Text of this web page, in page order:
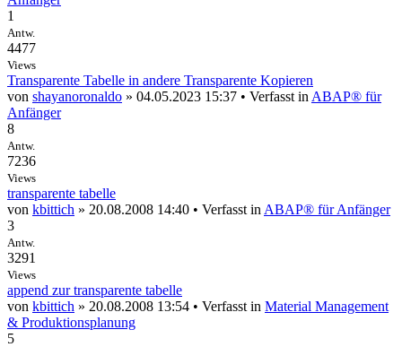
1
Antw.
4477
Views
Transparente Tabelle in andere Transparente Kopieren
von shayanoronaldo » 04.05.2023 15:37 • Verfasst in ABAP® für
Anfänger
8
Antw.
7236
Views
transparente tabelle
von kbittich » 20.08.2008 14:40 • Verfasst in ABAP® für Anfänger
3
Antw.
3291
Views
append zur transparente tabelle
von kbittich » 20.08.2008 13:54 • Verfasst in Material Management
& Produktionsplanung
5